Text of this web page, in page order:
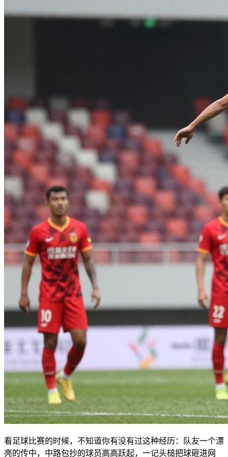
看足球比赛的时候，不知道你有没有过这种经历：队友一个漂
亮的传中，中路包抄的球员高高跃起，一记头槌把球砸进网